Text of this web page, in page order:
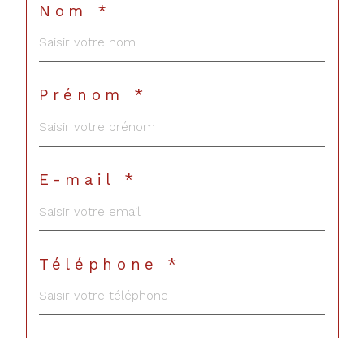
Nom *
Prénom *
E-mail *
Téléphone *